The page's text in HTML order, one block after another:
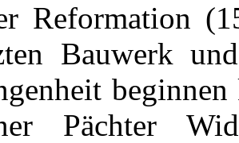
Reformation
Bauwerk
Pächter